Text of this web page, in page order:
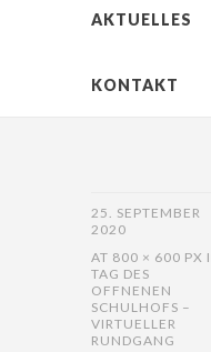
AKTUELLES
KONTAKT
25. SEPTEMBER
2020
AT 800 × 600 PX
TAG DES
OFFNENEN
SCHULHOFS –
VIRTUELLER
RUNDGANG